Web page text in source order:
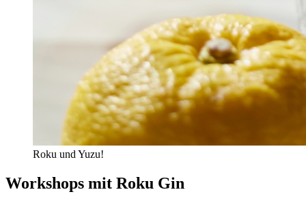
Roku und Yuzu!
Workshops mit Roku Gin